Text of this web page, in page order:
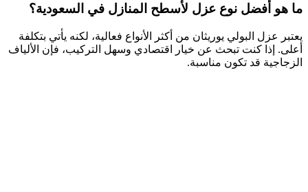
ما هو أفضل نوع عزل لأسطح المنازل في السعودية؟
يعتبر عزل البولي يوريثان من أكثر الأنواع فعالية، لكنه يأتي بتكلفة
أعلى. إذا كنت تبحث عن خيار اقتصادي وسهل التركيب، فإن الألياف
الزجاجية قد تكون مناسبة.